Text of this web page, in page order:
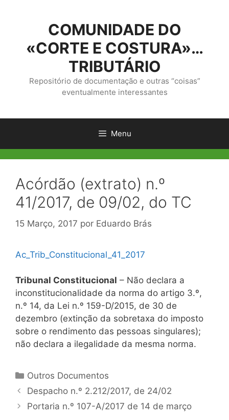
conteúdo
COMUNIDADE DO
«CORTE E COSTURA»…
TRIBUTÁRIO
Repositório de documentação e outras “coisas”
eventualmente interessantes
Menu
Acórdão (extrato) n.º
41/2017, de 09/02, do TC
15 Março, 2017 por Eduardo Brás
Ac_Trib_Constitucional_41_2017
Tribunal Constitucional – Não declara a
inconstitucionalidade da norma do artigo 3.º,
n.º 14, da Lei n.º 159-D/2015, de 30 de
dezembro (extinção da sobretaxa do imposto
sobre o rendimento das pessoas singulares);
não declara a ilegalidade da mesma norma.
Categorias
Outros Documentos
Navegação
de
Despacho n.º 2.212/2017, de 24/02
Portaria n.º 107-A/2017 de 14 de março